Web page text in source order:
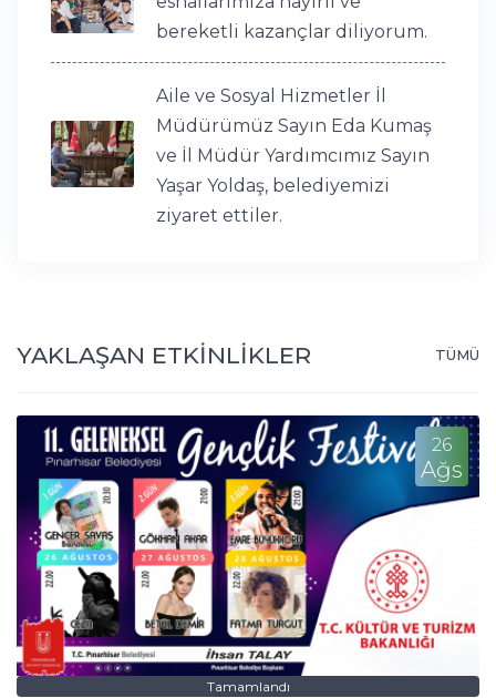
bereketli kazançlar diliyorum.
Aile ve Sosyal Hizmetler İl
Müdürümüz Sayın Eda Kumaş
ve İl Müdür Yardımcımız Sayın
Yaşar Yoldaş, belediyemizi
ziyaret ettiler.
YAKLAŞAN ETKİNLİKLER TÜMÜ
Tamamlandı
26
Ağs